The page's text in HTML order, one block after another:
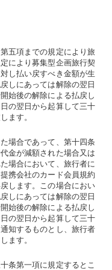
五項までの規定により旅
により募集型企画旅行契
し払い戻すべき金額が生
しにあっては解除の翌日
始後の解除による払戻し
の翌日から起算して三十
ます。
場合であって、第十四条
金が減額された場合又は
場合において、旅行者に
携会社のカード会員規約
します。この場合におい
しにあっては解除の翌日
始後の解除による払戻し
の翌日から起算して三十
知するものとし、旅行者
ます。
条第一項に規定するとこ